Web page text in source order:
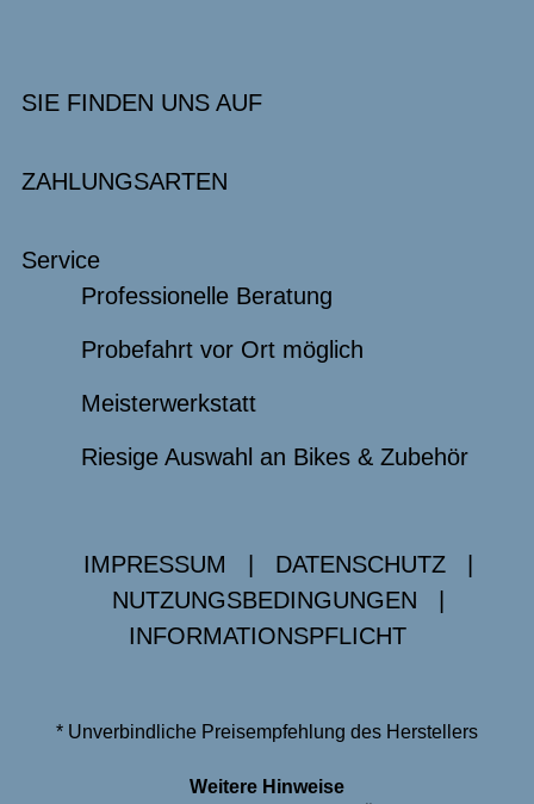
SIE FINDEN UNS AUF
ZAHLUNGSARTEN
Service
Professionelle Beratung
Probefahrt vor Ort möglich
Meisterwerkstatt
Riesige Auswahl an Bikes & Zubehör
IMPRESSUM DATENSCHUTZ
NUTZUNGSBEDINGUNGEN
INFORMATIONSPFLICHT
* Unverbindliche Preisempfehlung des Herstellers
Weitere Hinweise